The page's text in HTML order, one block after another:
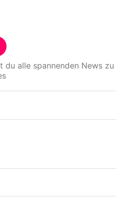
du alle spannenden News zu